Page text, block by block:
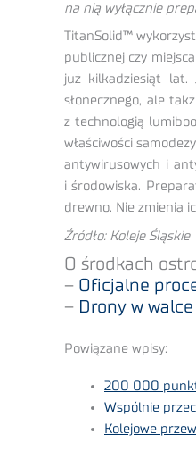
na nią wyłącznie
TitanSolid™
publicznej czy
już kilkadziesiąt lat.
słonecznego, ale
z technologią
właściwości
antywirusowych i
i środowiska.
drewno. Nie zmienia
Źródło: Koleje Śląskie
O środkach
– Oficjalne
– Drony w
Powiązane wpisy:
200 000
Wspólnie
Kolejowe